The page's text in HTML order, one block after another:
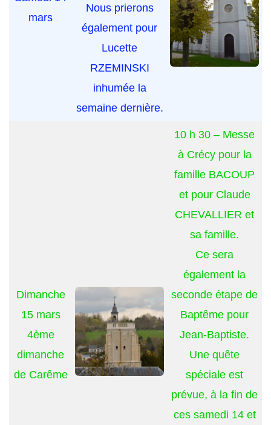
mars
Nous prierons
également pour
Lucette
RZEMINSKI
inhumée la
semaine dernière.
Dimanche
15 mars
4ème
dimanche
de Carême
10 h 30 – Messe
à Crécy pour la
famille BACOUP
et pour Claude
CHEVALLIER et
sa famille.
Ce sera
également la
seconde étape de
Baptême pour
Jean-Baptiste.
Une quête
spéciale est
prévue, à la fin de
ces samedi 14 et